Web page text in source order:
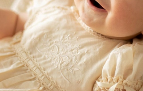
禮品
服務據點
品牌故事
客服專區